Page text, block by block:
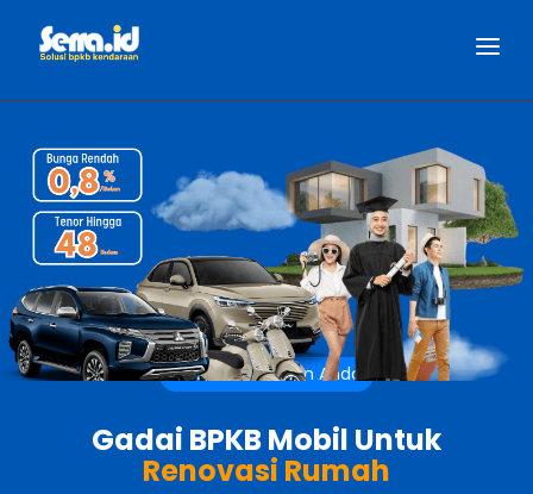
Open
Solusi Kebutuhan Anda
Gadai BPKB Mobil Untuk
Renovasi Rumah